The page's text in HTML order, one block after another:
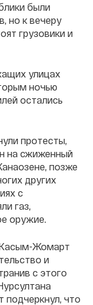
были
но к вечеру
грузовики и
улицах
ночью
остались
протесты,
на сжиженный
позже
других
с
газ,
оружие.
Касым-Жомарт
и
с этого
подчеркнул, что